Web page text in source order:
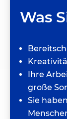
Was
Ihre
große
Sie